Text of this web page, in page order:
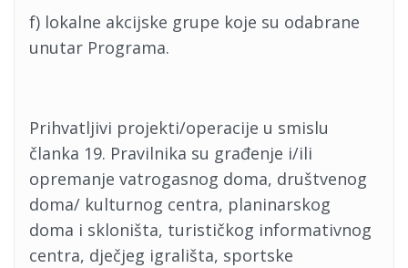
f) lokalne akcijske grupe koje su odabrane
unutar Programa.
Prihvatljivi projekti/operacije u smislu
članka 19. Pravilnika su građenje i/ili
opremanje vatrogasnog doma, društvenog
doma/ kulturnog centra, planinarskog
doma i skloništa, turističkog informativnog
centra, dječjeg igrališta, sportske